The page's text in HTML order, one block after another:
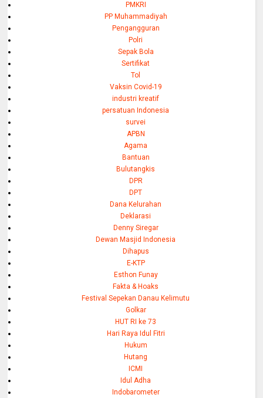
PMKRI
PP Muhammadiyah
Pengangguran
Polri
Sepak Bola
Sertifikat
Tol
Vaksin Covid-19
industri kreatif
persatuan Indonesia
survei
APBN
Agama
Bantuan
Bulutangkis
DPR
DPT
Dana Kelurahan
Deklarasi
Denny Siregar
Dewan Masjid Indonesia
Dihapus
E-KTP
Esthon Funay
Fakta & Hoaks
Festival Sepekan Danau Kelimutu
Golkar
HUT RI ke 73
Hari Raya Idul Fitri
Hukum
Hutang
ICMI
Idul Adha
Indobarometer